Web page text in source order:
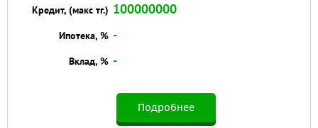
Подробнее
Кредит, (макс тг.) 100000000
Ипотека, % -
Вклад, % -